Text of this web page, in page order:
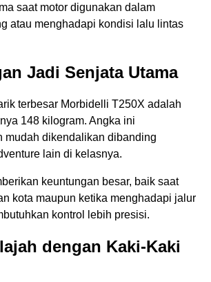
saat motor digunakan dalam
atau menghadapi kondisi lalu lintas
Jadi Senjata Utama
terbesar Morbidelli T250X adalah
148 kilogram. Angka ini
mudah dikendalikan dibanding
lain di kelasnya.
keuntungan besar, baik saat
kota maupun ketika menghadapi jalur
kontrol lebih presisi.
dengan Kaki-Kaki